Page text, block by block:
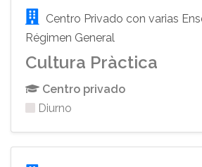
Centro Privado con varias
Régimen General
Cultura Pràctica
Centro privado
Diurno